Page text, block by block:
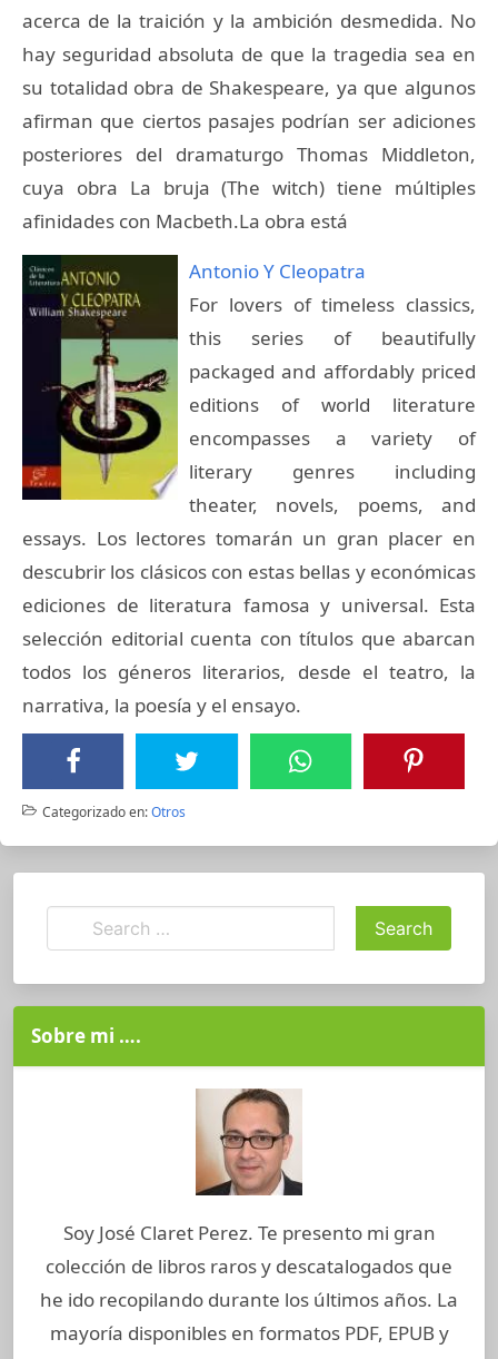
acerca de la traición y la ambición desmedida. No
hay seguridad absoluta de que la tragedia sea en
su totalidad obra de Shakespeare, ya que algunos
afirman que ciertos pasajes podrían ser adiciones
posteriores del dramaturgo Thomas Middleton,
cuya obra La bruja (The witch) tiene múltiples
afinidades con Macbeth.La obra está
Antonio Y Cleopatra
For lovers of timeless classics,
this series of beautifully
packaged and affordably priced
editions of world literature
encompasses a variety of
literary genres including
theater, novels, poems, and
essays. Los lectores tomarán un gran placer en
descubrir los clásicos con estas bellas y económicas
ediciones de literatura famosa y universal. Esta
selección editorial cuenta con títulos que abarcan
todos los géneros literarios, desde el teatro, la
narrativa, la poesía y el ensayo.
Categorizado en:Otros
Sobre mi ….
Soy José Claret Perez. Te presento mi gran
colección de libros raros y descatalogados que
he ido recopilando durante los últimos años. La
mayoría disponibles en formatos PDF, EPUB y